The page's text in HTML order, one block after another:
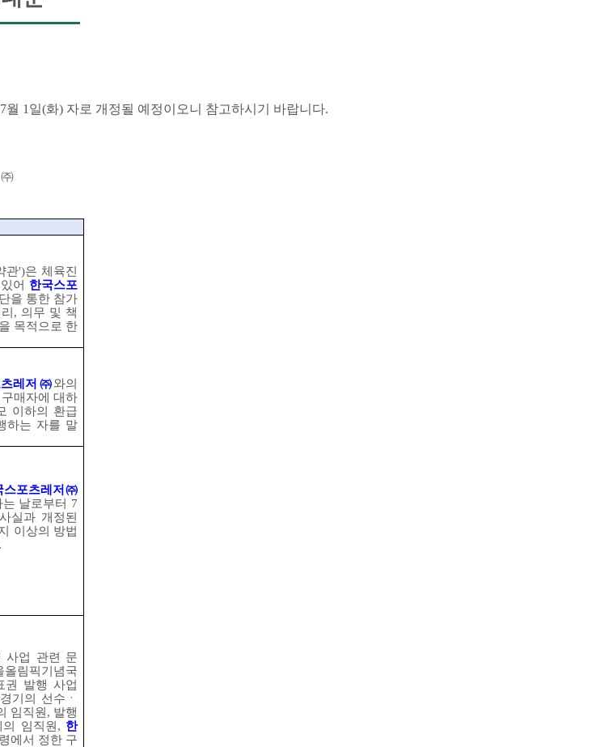
7월 1 일(화) 자로 개정될 예정이오니 참고하시기 바랍니다.
㈜
관')은 체육진
어 한국스포
을 통한 참가
, 의무 및 책
목적으로 한
레저 ㈜와의
매자에 대하
이하의 환급
하는 자를 말
스포츠레저 ㈜
날로부터 7
실과 개정된
이상의 방법
사업 관련 문
올림픽기념국
권 발행 사업
기의 선수ㆍ
임직원 , 발행
임직원 , 한
에서 정한 구